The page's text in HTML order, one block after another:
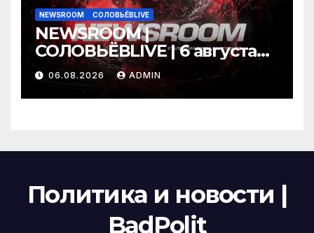
NEWSROOM СОЛОВЬЁВLIVE
NEWSROOM |
СОЛОВЬЁВLIVE | 6 августа
2026 года
06.08.2026 ADMIN
Политика и новости |
BadPolit